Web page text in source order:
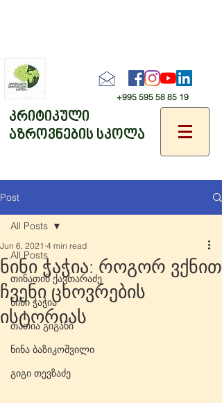
+995 595 58 85 19
კრიტიკული
აზროვნების სკოლა
Post
All Posts
თინათინ ქავთარაძე
ნინი ჭაჭია
თათია გიგანი
ნინა ბაზიკოშვილი
გიგი თევზაძე
All Posts
ნინი ჭაჭია: როგორ ვქნით
ჩვენი ცხოვრების
ისტორიას
Jun 6, 2021 4 min read